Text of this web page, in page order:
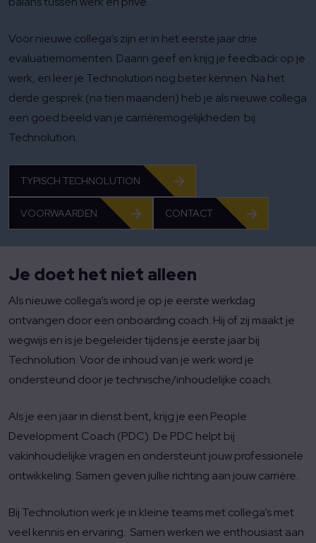
Voor nieuwe collega’s zijn er in het eerste jaar drie
evaluatiemomenten. Daarin geef en krijg je feedback op je
werk, en leer je Technolution nog beter kennen. Na het
derde gesprek (na tien maanden) heb je als nieuwe collega
een goed beeld van je carrièremogelijkheden bij
Technolution.
TYPISCH TECHNOLUTION
VOORWAARDEN CONTACT
Je doet het niet alleen
Als nieuwe collega’s word je op je eerste werkdag
ontvangen door een onboarding coach. Hij of zij maakt je
wegwijs en is je begeleider tijdens je eerste jaar bij
Technolution. Voor de inhoud van je werk word je
ondersteund door je technische/inhoudelijke coach.
Als je een jaar in dienst bent, krijg je een People
Development Coach (PDC). De PDC helpt bij
vakinhoudelijke vragen en ondersteunt jouw professionele
ontwikkeling. Samen geven jullie richting aan jouw carrière.
Bij Technolution werk je in kleine teams met collega’s met
veel kennis en ervaring. Samen werken we enthousiast aan